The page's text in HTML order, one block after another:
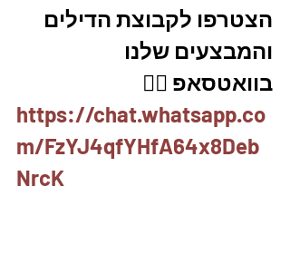
הצטרפו לקבוצת הדילים
והמבצעים שלנו
בוואטסאפ 👇🏽
https://chat.whatsapp.co
m/FzYJ4qfYHfA64x8Deb
NrcK